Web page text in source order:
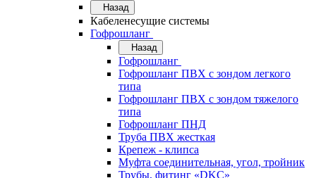
Назад
Кабеленесущие системы
Гофрошланг
Назад
Гофрошланг
Гофрошланг ПВХ с зондом легкого
типа
Гофрошланг ПВХ с зондом тяжелого
типа
Гофрошланг ПНД
Труба ПВХ жесткая
Крепеж - клипса
Муфта соединительная, угол, тройник
Трубы, фитинг «DKC»